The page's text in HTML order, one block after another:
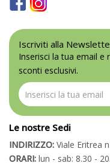
Iscriviti alla
Inserisci la tua email e
sconti esclusivi.
Le nostre Sedi
INDIRIZZO: Viale Eritrea
ORARI: lun - sab: 8.30 -